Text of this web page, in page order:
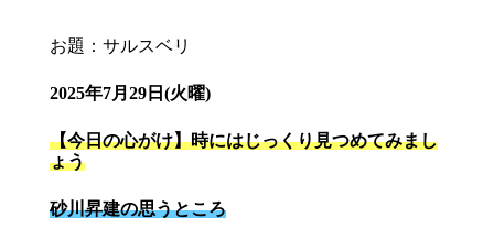
お題：サルスベリ
2025年7月29日(火曜)
【今日の心がけ】時にはじっくり見つめてみまし
ょう
砂川昇建の思うところ